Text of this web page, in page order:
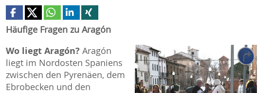
Häufige Fragen zu Aragón
Wo liegt Aragón? Aragón
liegt im Nordosten Spaniens
zwischen den Pyrenäen, dem
Ebrobecken und den